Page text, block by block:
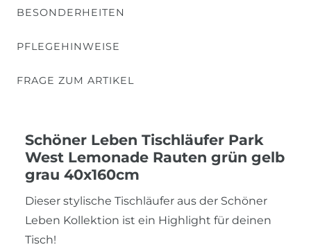
BESONDERHEITEN
PFLEGEHINWEISE
FRAGE ZUM ARTIKEL
Schöner Leben Tischläufer Park
West Lemonade Rauten grün gelb
grau 40x160cm
Dieser stylische Tischläufer aus der Schöner
Leben Kollektion ist ein Highlight für deinen
Tisch!